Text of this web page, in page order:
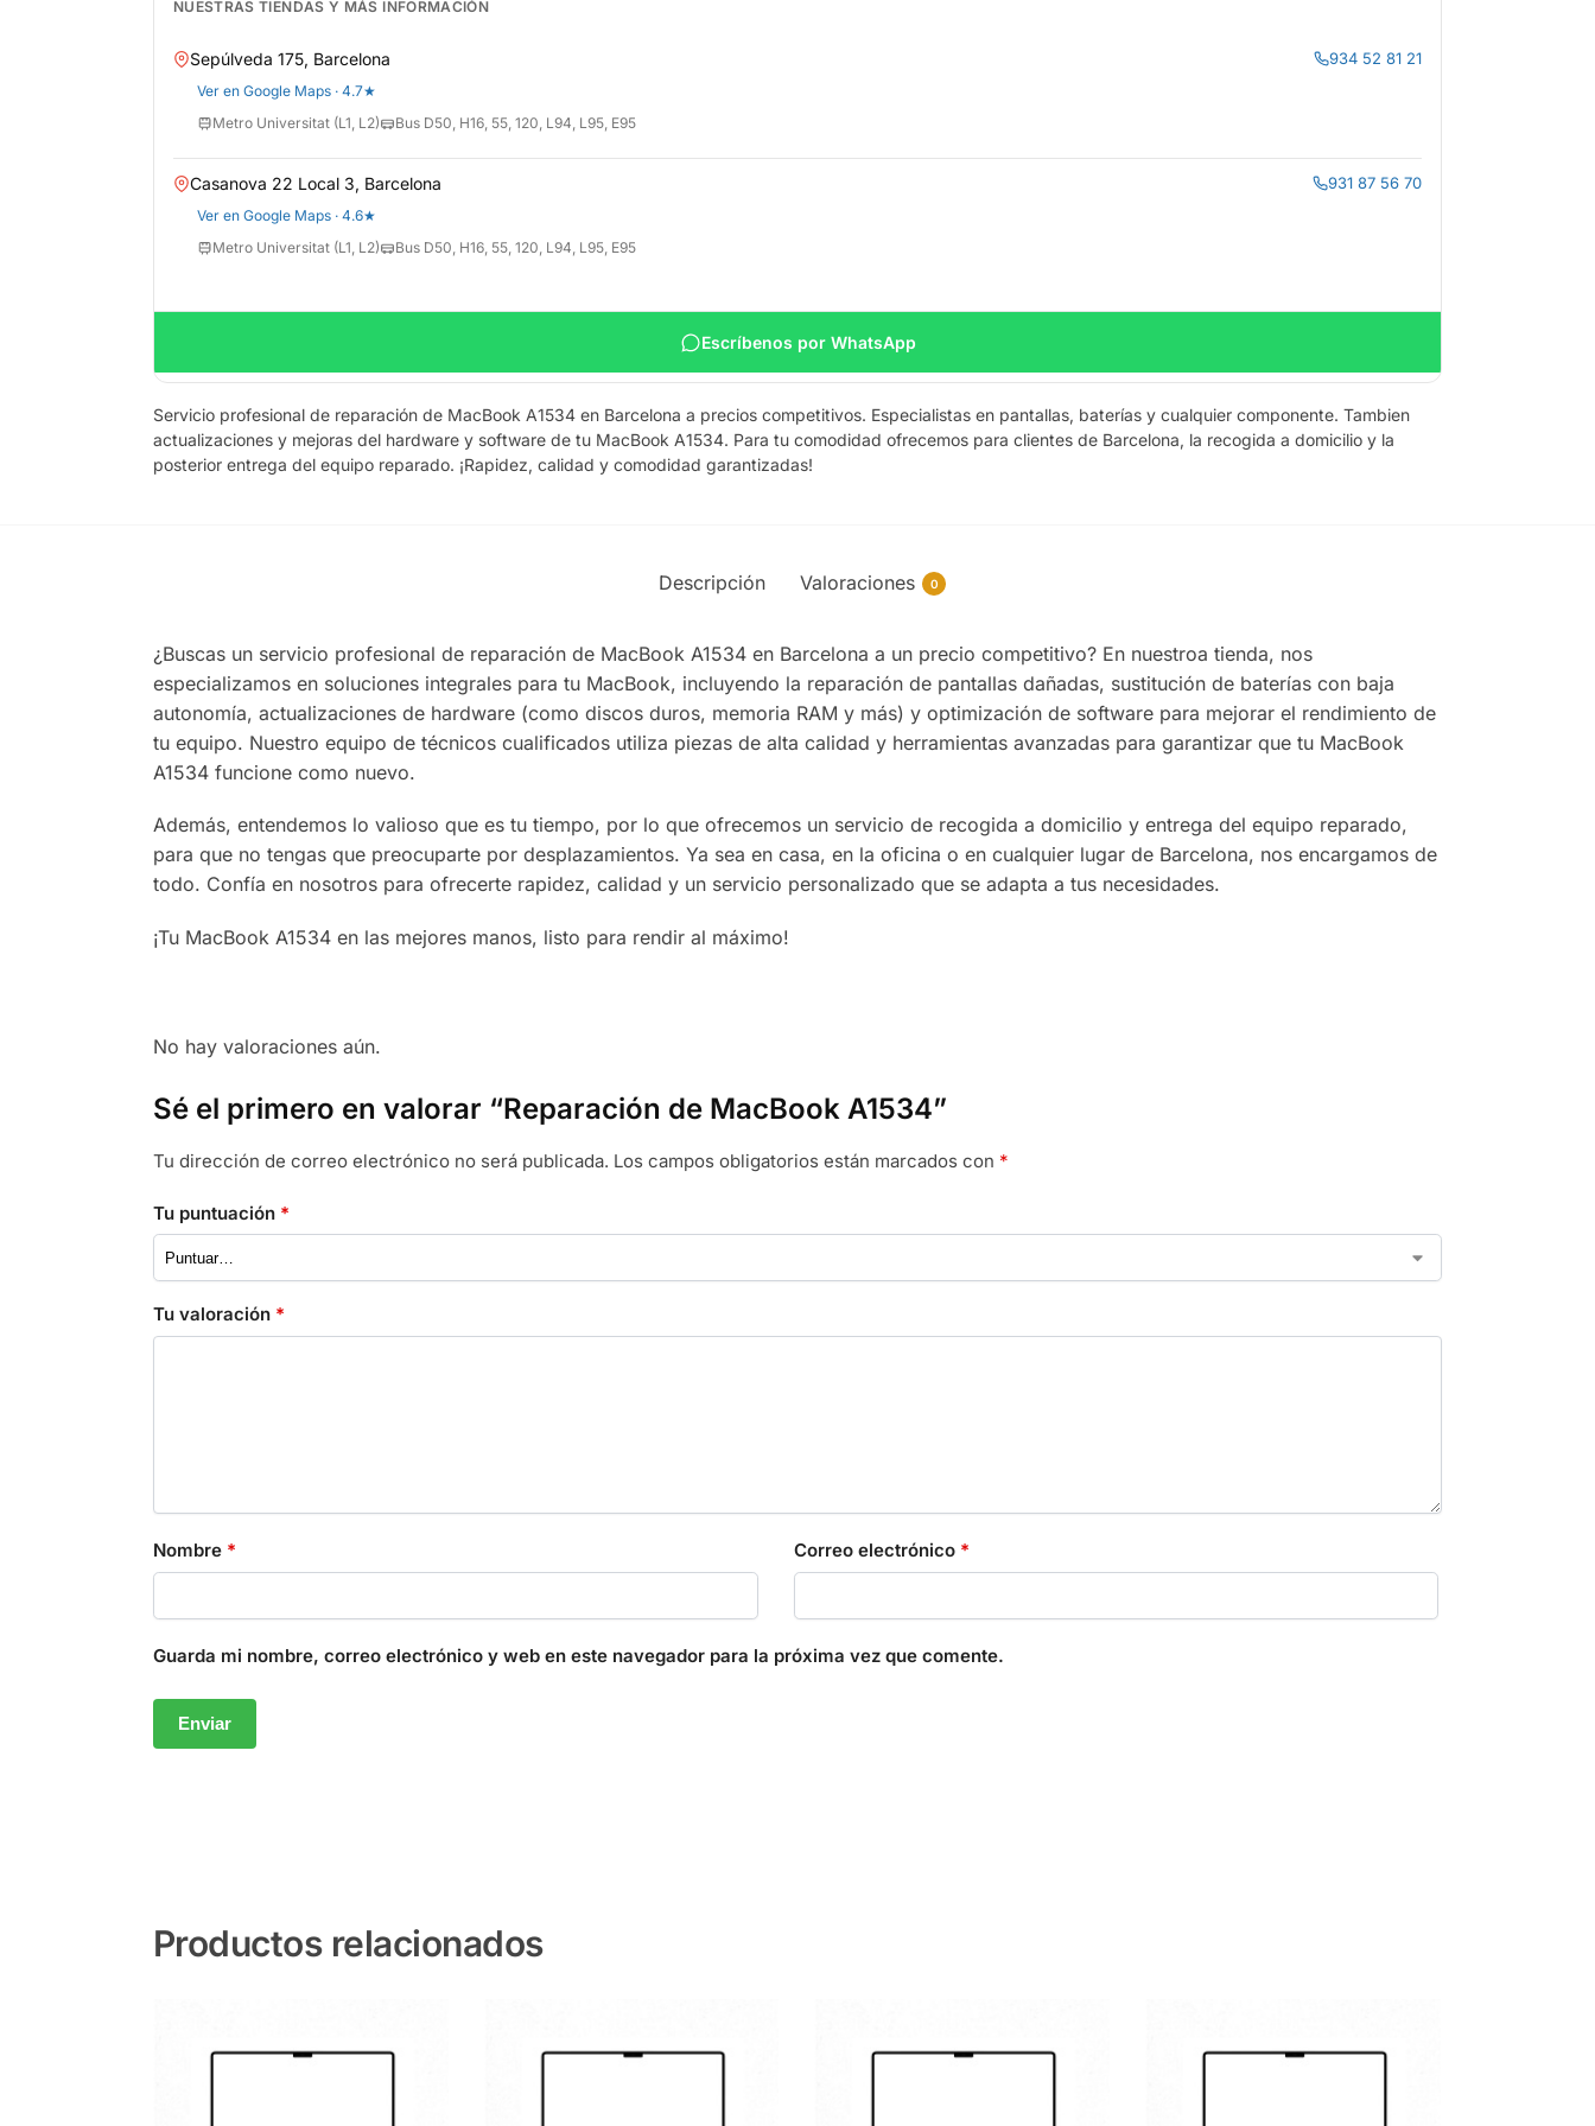
NUESTRAS TIENDAS Y MÁS INFORMACIÓN
Sepúlveda 175, Barcelona 934 52 81 21
Ver en Google Maps · 4.7★
Metro Universitat (L1, L2)
Bus D50, H16, 55, 120, L94, L95, E95
Casanova 22 Local 3, Barcelona 931 87 56 70
Ver en Google Maps · 4.6★
Metro Universitat (L1, L2)
Bus D50, H16, 55, 120, L94, L95, E95
Escríbenos por WhatsApp
Servicio profesional de reparación de MacBook A1534 en Barcelona a precios competitivos. Especialistas en pantallas, baterías y cualquier componente. Tambien
actualizaciones y mejoras del hardware y software de tu MacBook A1534. Para tu comodidad ofrecemos para clientes de Barcelona, la recogida a domicilio y la
posterior entrega del equipo reparado. ¡Rapidez, calidad y comodidad garantizadas!
Descripción Valoraciones 0
¿Buscas un servicio profesional de reparación de MacBook A1534 en Barcelona a un precio competitivo? En nuestroa tienda, nos
especializamos en soluciones integrales para tu MacBook, incluyendo la reparación de pantallas dañadas, sustitución de baterías con baja
autonomía, actualizaciones de hardware (como discos duros, memoria RAM y más) y optimización de software para mejorar el rendimiento de
tu equipo. Nuestro equipo de técnicos cualificados utiliza piezas de alta calidad y herramientas avanzadas para garantizar que tu MacBook
A1534 funcione como nuevo.
Además, entendemos lo valioso que es tu tiempo, por lo que ofrecemos un servicio de recogida a domicilio y entrega del equipo reparado,
para que no tengas que preocuparte por desplazamientos. Ya sea en casa, en la oficina o en cualquier lugar de Barcelona, nos encargamos de
todo. Confía en nosotros para ofrecerte rapidez, calidad y un servicio personalizado que se adapta a tus necesidades.
¡Tu MacBook A1534 en las mejores manos, listo para rendir al máximo!
No hay valoraciones aún.
Sé el primero en valorar “Reparación de MacBook A1534”
Tu dirección de correo electrónico no será publicada. Los campos obligatorios están marcados con *
Tu puntuación *
Tu valoración *
Nombre * Correo electrónico *
Guarda mi nombre, correo electrónico y web en este navegador para la próxima vez que comente.
Productos relacionados